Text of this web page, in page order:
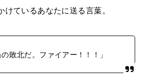
ているあなたに送る言葉。
敗北だ。ファイアー！！！」